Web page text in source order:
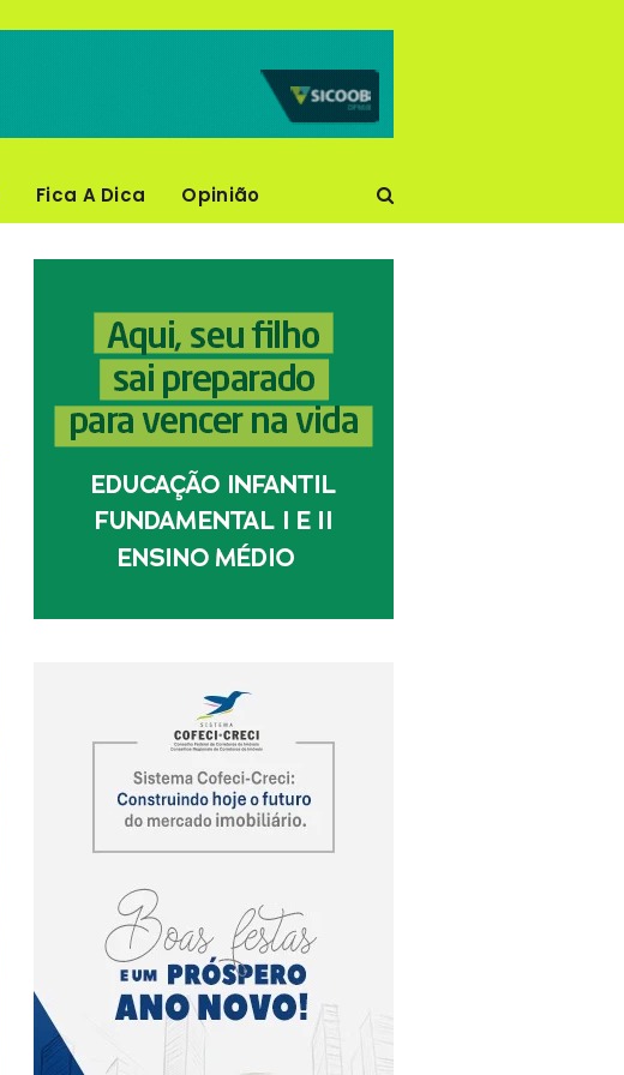
Fica A Dica Opinião